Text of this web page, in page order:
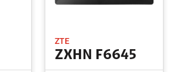
ZTE
ZXHN F6645